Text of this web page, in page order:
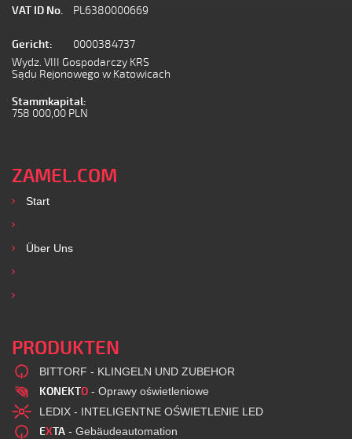
VAT ID No.
PL6380000669
Gericht:
0000384737
Wydz. VIII Gospodarczy KRS
Sądu Rejonowego w Katowicach
Stammkapital:
758 000,00 PLN
ZAMEL.COM
Start
Über Uns
PRODUKTEN
BITTORF - KLINGELN UND ZUBEHOR
KONEKTO - Oprawy oświetleniowe
LEDIX - INTELIGENTNE OŚWIETLENIE LED
EXTA - Gebäudeautomation